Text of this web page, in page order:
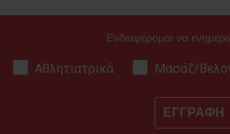
Ενδιαφέρομαι να
Αθλητιατρικά Μασάζ/
ΕΓΓΡΑΦΗ